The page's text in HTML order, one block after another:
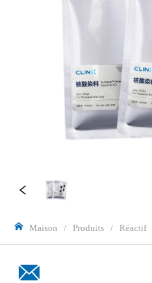
Maison / Produits / Réactif